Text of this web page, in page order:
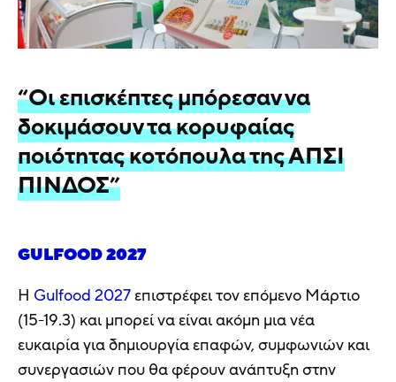
“Οι επισκέπτες μπόρεσαν να
δοκιμάσουν τα κορυφαίας
ποιότητας κοτόπουλα της ΑΠΣΙ
ΠΙΝΔΟΣ”
GULFOOD 2027
Η Gulfood 2027επιστρέφει τον επόμενο Μάρτιο
(15-19.3) και μπορεί να είναι ακόμη μια νέα
ευκαιρία για δημιουργία επαφών, συμφωνιών και
συνεργασιών που θα φέρουν ανάπτυξη στην